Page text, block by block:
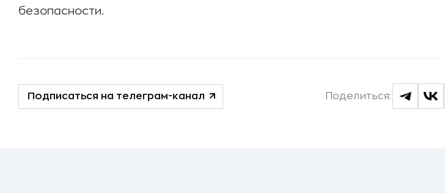
безопасности.
Подписаться на телеграм-канал Поделиться: